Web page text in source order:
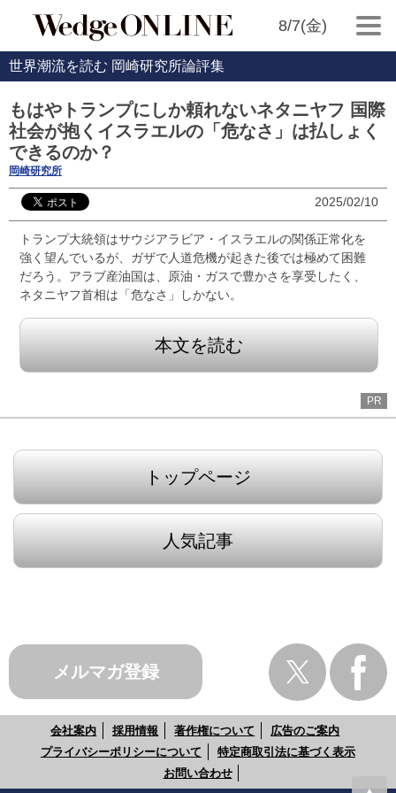
8/7(金)
世界潮流を読む 岡崎研究所論評集
もはやトランプにしか頼れないネタニヤフ 国際
社会が抱くイスラエルの「危なさ」は払しょく
できるのか？
岡崎研究所
2025/02/10
トランプ大統領はサウジアラビア・イスラエルの関係正常化を
強く望んでいるが、ガザで人道危機が起きた後では極めて困難
だろう。アラブ産油国は、原油・ガスで豊かさを享受したく、
ネタニヤフ首相は「危なさ」しかない。
本文を読む
PR
トップページ
人気記事
メルマガ登録
会社案内 採用情報 著作権について
広告のご案内
プライバシーポリシーについて
特定商取引法に基づく表示
お問い合わせ